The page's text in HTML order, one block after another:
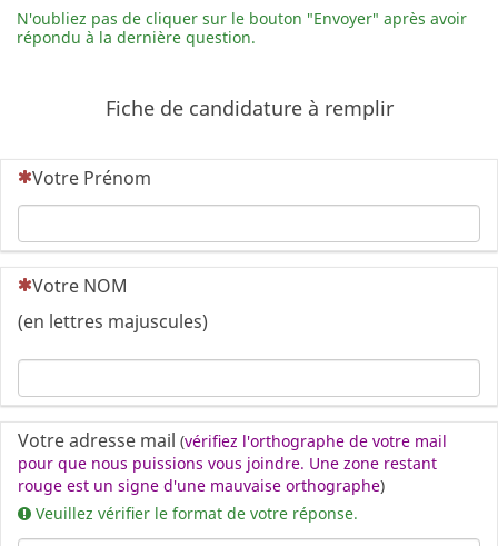
N'oubliez pas de cliquer sur le bouton "Envoyer" après avoir
répondu à la dernière question.
Fiche de candidature à remplir
(Cette question est obligatoire)
Votre Prénom
(Cette question est obligatoire)
Votre NOM
(en lettres majuscules)
Votre adresse mail (vérifiez l'orthographe de votre mail
pour que nous puissions vous joindre. Une zone restant
rouge est un signe d'une mauvaise orthographe)
Veuillez vérifier le format de votre réponse.